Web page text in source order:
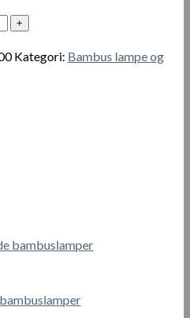
Kategori: Bambus lampe og